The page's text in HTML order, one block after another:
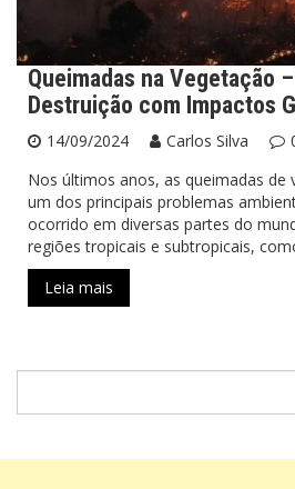
Queimadas na Vegetação
Destruição com Impactos
14/09/2024 Carlos Silva
Nos últimos anos, as queimadas de
um dos principais problemas
ocorrido em diversas partes do
regiões tropicais e subtropicais,
Leia mais